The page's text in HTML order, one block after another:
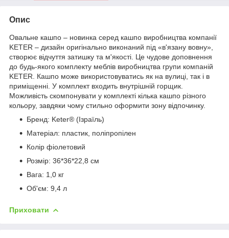
Опис
Овальне кашпо – новинка серед кашпо виробництва компанії
KETER – дизайн оригінально виконаний під «в'язану вовну»,
створює відчуття затишку та м'якості. Це чудове доповнення
до будь-якого комплекту меблів виробництва групи компаній
KETER. Кашпо може використовуватись як на вулиці, так і в
приміщенні. У комплект входить внутрішній горщик.
Можливість скомпонувати у комплекті кілька кашпо різного
кольору, завдяки чому стильно оформити зону відпочинку.
Бренд: Keter® (Ізраїль)
Матеріал: пластик, поліпропілен
Колір фіолетовий
Розмір: 36*36*22,8 см
Вага: 1,0 кг
Об'єм: 9,4 л
Приховати